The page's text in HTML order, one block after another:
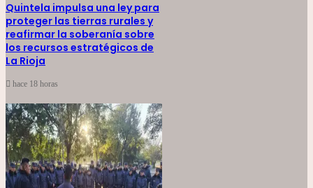
Quintela impulsa una ley para
proteger las tierras rurales y
reafirmar la soberanía sobre
los recursos estratégicos de
La Rioja
hace 18 horas